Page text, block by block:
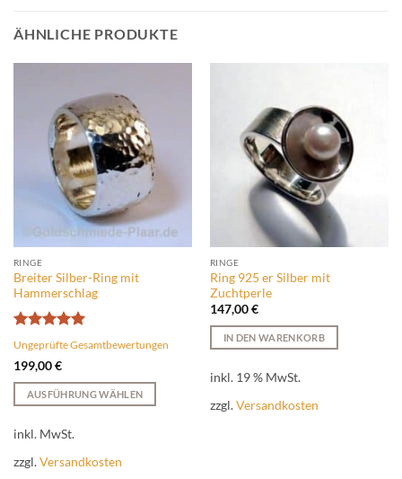
ÄHNLICHE PRODUKTE
RINGE
Breiter Silber-Ring mit
Hammerschlag
Bewertet
mit 5
5
Ungeprüfte Gesamtbewertungen
199,00€
AUSFÜHRUNG WÄHLEN
Produkt
mehrere
inkl. MwSt.
zzgl.Versandkosten
RINGE
Ring 925 er Silber mit
Zuchtperle
147,00€
IN DEN WARENKORB
inkl. 19 % MwSt.
zzgl.Versandkosten